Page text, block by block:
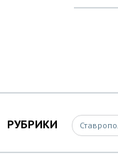
РУБРИКИ